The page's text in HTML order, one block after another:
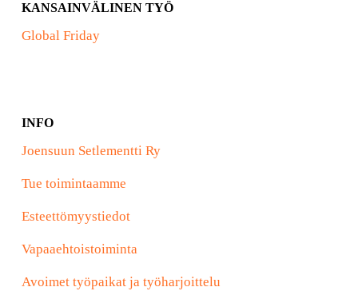
KANSAINVÄLINEN TYÖ
Global Friday
INFO
Joensuun Setlementti Ry
Tue toimintaamme
Esteettömyystiedot
Vapaaehtoistoiminta
Avoimet työpaikat ja työharjoittelu